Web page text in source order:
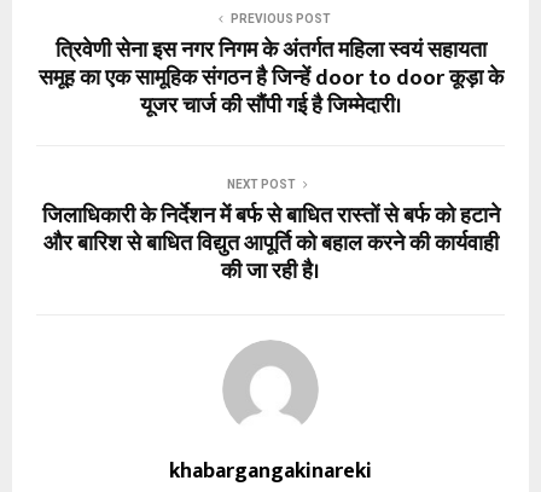
PREVIOUS POST
त्रिवेणी सेना इस नगर निगम के अंतर्गत महिला स्वयं सहायता
समूह का एक सामूहिक संगठन है जिन्हें door to door कूड़ा के
यूजर चार्ज की सौंपी गई है जिम्मेदारी।
NEXT POST
जिलाधिकारी के निर्देशन में बर्फ से बाधित रास्तों से बर्फ को हटाने
और बारिश से बाधित विद्युत आपूर्ति को बहाल करने की कार्यवाही
की जा रही है।
khabargangakinareki